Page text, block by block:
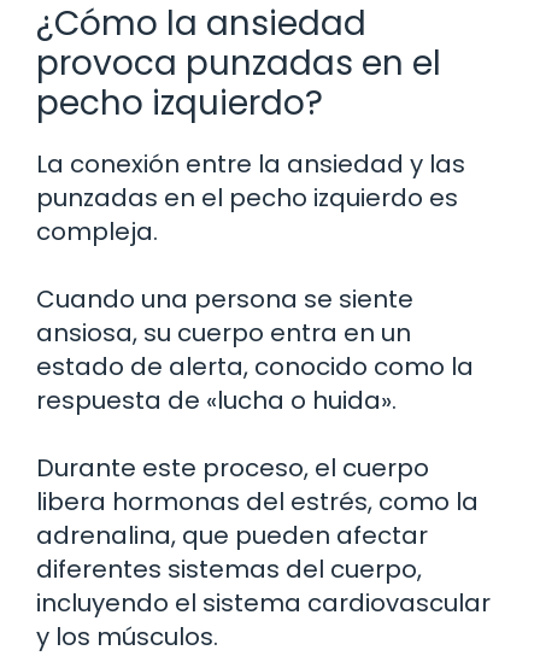
¿Cómo la ansiedad
provoca punzadas en el
pecho izquierdo?
La conexión entre la ansiedad y las
punzadas en el pecho izquierdo es
compleja.
Cuando una persona se siente
ansiosa, su cuerpo entra en un
estado de alerta, conocido como la
respuesta de «lucha o huida».
Durante este proceso, el cuerpo
libera hormonas del estrés, como la
adrenalina, que pueden afectar
diferentes sistemas del cuerpo,
incluyendo el sistema cardiovascular
y los músculos.